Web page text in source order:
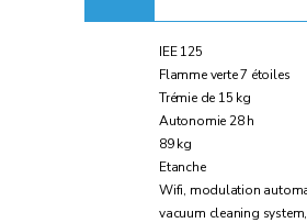
IEE 125
Flamme verte 7 étoiles
Trémie de 15 kg
Autonomie 28 h
89 kg
Etanche
Wifi, modulation
vacuum cleaning